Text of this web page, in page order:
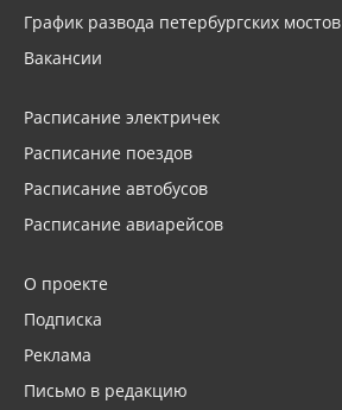
График развода петербургских мостов
Вакансии
Расписание электричек
Расписание поездов
Расписание автобусов
Расписание авиарейсов
О проекте
Подписка
Реклама
Письмо в редакцию